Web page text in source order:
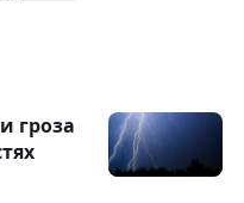
гроза